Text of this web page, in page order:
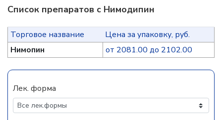
Список препаратов с Нимодипин
Торговое название
Цена за упаковку, руб.
Нимопин
от 2081.00 до 2102.00
Лек. форма